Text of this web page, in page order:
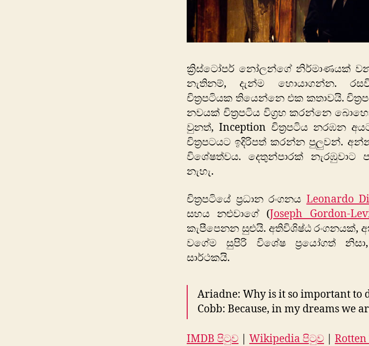
ක්‍රිස්ටෝපර් නෝලන්ගේ නිර්මාණයක් වන
නැතිනම්, දැන්ම හොයාගන්න.
චිත්‍රපටියක තියෙන්නෙ එක කතාවයි.
නවයක් චිත්‍රපටිය විග්‍රහ කරන්නෙ
වුනත්, Inception චිත්‍රපටිය නරඹන
චිත්‍රපටයට ඉදිරිපත් කරන්න පුලුවන්.
විශේෂත්වය. දෙතුන්පාරක්
නැහැ.
චිත්‍රපටියේ ප්‍රධාන රංගනය Leonardo
සහය නළුවාගේ (Joseph Gordon-
කැපීපෙනන සුළුයි. අතිවිශිෂ්ඨ රංගනයක්,
වගේම සුපිරි විශේෂ ප්‍රයෝගත්
සාර්ථකයි.
Ariadne: Why is it so important to
Cobb: Because, in my dreams we
IMDB පිටුව Wikipedia පිටුව Rotten